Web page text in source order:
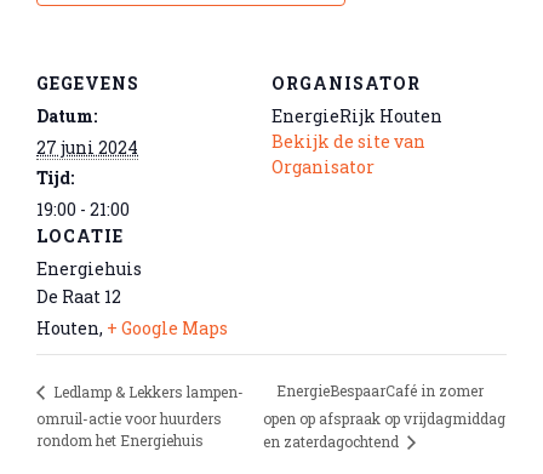
GEGEVENS
Datum:
27 juni 2024
Tijd:
19:00 - 21:00
LOCATIE
Energiehuis
De Raat 12
Houten, + Google Maps
ORGANISATOR
EnergieRijk Houten
Bekijk de site van
Organisator
Ledlamp & Lekkers lampen-
omruil-actie voor huurders
rondom het Energiehuis
EnergieBespaarCafé in zomer
open op afspraak op vrijdagmiddag
en zaterdagochtend